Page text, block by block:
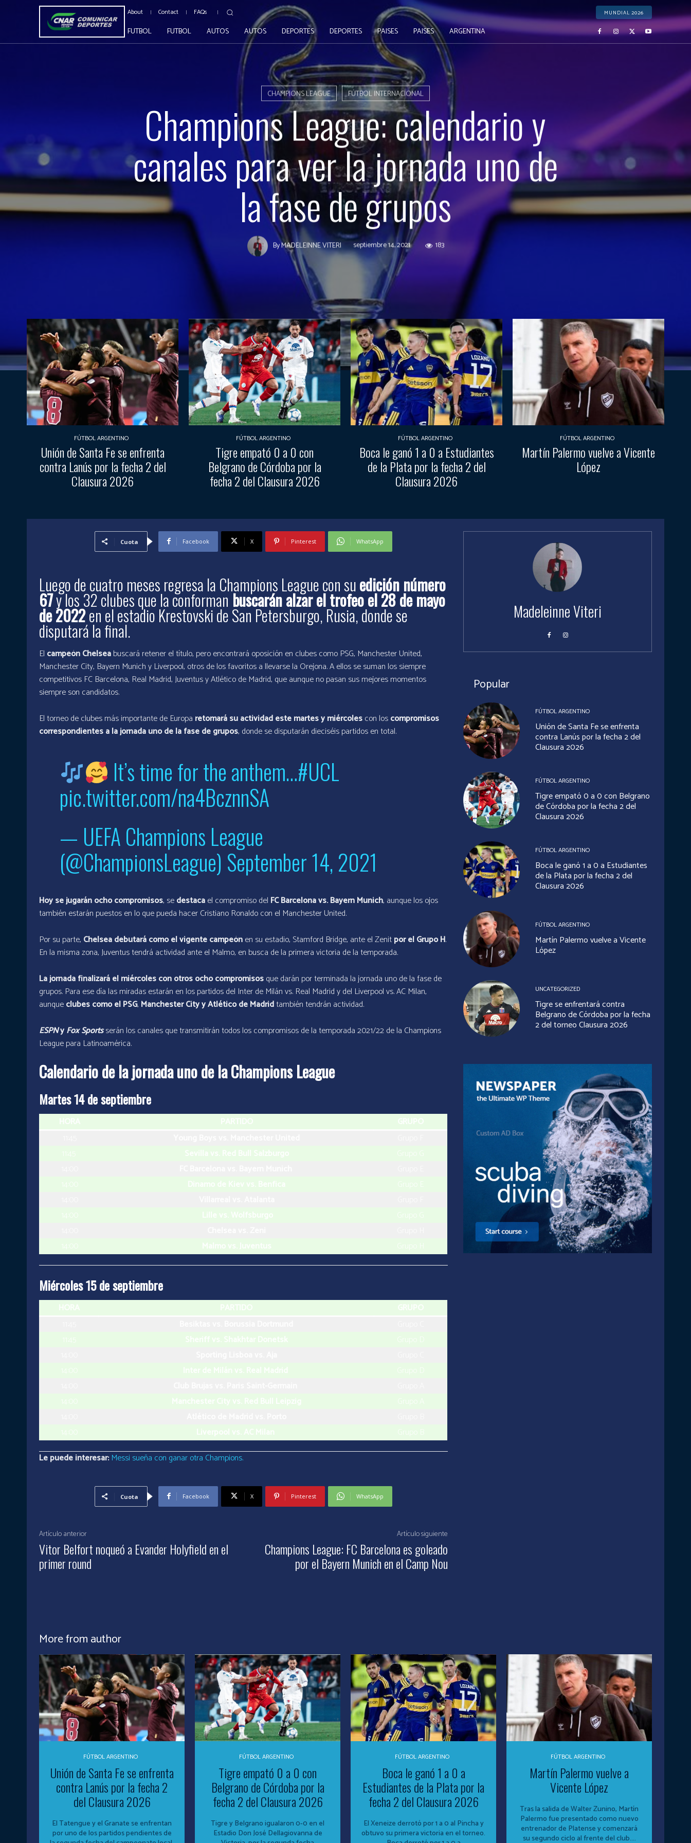
About Contact FAQs MUNDIAL 2026
FUTBOL FUTBOL AUTOS AUTOS DEPORTES DEPORTES PAISES PAISES ARGENTINA
CHAMPIONS LEAGUE FÚTBOL INTERNACIONAL
Champions League: calendario y
canales para ver la jornada uno de
la fase de grupos
ByMADELEINNE VITERI septiembre 14, 2021 183
FÚTBOL ARGENTINO
Unión de Santa Fe se enfrenta
contra Lanús por la fecha 2 del
Clausura 2026
FÚTBOL ARGENTINO
Tigre empató 0 a 0 con
Belgrano de Córdoba por la
fecha 2 del Clausura 2026
FÚTBOL ARGENTINO
Boca le ganó 1 a 0 a Estudiantes
de la Plata por la fecha 2 del
Clausura 2026
FÚTBOL ARGENTINO
Martín Palermo vuelve a Vicente
López
Cuota Facebook X Pinterest WhatsApp
Luego de cuatro meses regresa la Champions League con suedición número
67y los 32 clubes que la conforman buscarán alzar el trofeo el 28 de mayo
de 2022en el estadio Krestovski de San Petersburgo, Rusia, donde se
disputará la final.
El campeón Chelseabuscará retener el título, pero encontrará oposición en clubes como PSG, Manchester United,
Manchester City, Bayern Munich y Liverpool, otros de los favoritos a llevarse la Orejona. A ellos se suman los siempre
competitivos FC Barcelona, Real Madrid, Juventus y Atlético de Madrid, que aunque no pasan sus mejores momentos
siempre son candidatos.
El torneo de clubes más importante de Europa retomará su actividad este martes y miércolescon loscompromisos
correspondientes a la jornada uno de la fase de grupos, donde se disputarán dieciséis partidos en total.
It’s time for the anthem…#UCL
pic.twitter.com/na4BcznnSA
— UEFA Champions League
(@ChampionsLeague) September 14, 2021
Hoy se jugarán ocho compromisos, sedestacael compromiso del FC Barcelona vs. Bayern Munich, aunque los ojos
también estarán puestos en lo que pueda hacer Cristiano Ronaldo con el Manchester United.
Por su parte, Chelsea debutará como el vigente campeónen su estadio, Stamford Bridge, ante el Zenitpor el Grupo H.
En la misma zona, Juventus tendrá actividad ante el Malmo, en busca de la primera victoria de la temporada.
La jornada finalizará el miércoles con otros ocho compromisosque darán por terminada la jornada uno de la fase de
grupos. Para ese día las miradas estarán en los partidos del Inter de Milán vs. Real Madrid y del Liverpool vs. AC Milan,
aunqueclubes como el PSG, Manchester City yAtlético de Madridtambién tendrán actividad.
ESPNyFox Sportsserán los canales que transmitirán todos los compromisos de la temporada 2021/22 de la Champions
League para Latinoamérica.
Calendario de la jornada uno de la Champions League
Martes 14 de septiembre
HORA PARTIDO
GRUPO
Sevilla vs. Red Bull Salzburgo
Grupo G
Dinamo de Kiev vs. Benfica
Grupo E
Lille vs. Wolfsburgo
Grupo G
Malmo vs. Juventus Grupo H
Miércoles 15 de septiembre
HORA PARTIDO
GRUPO
Sheriff vs. Shakhtar Donetsk
Grupo D
Inter de Milán vs. Real Madrid
Grupo D
Manchester City vs. Red Bull Leipzig
Grupo A
Liverpool vs. AC Milan
Grupo B
Le puede interesar: Messi sueña con ganar otra Champions.
Cuota Facebook X Pinterest WhatsApp
Artículo anterior
Vitor Belfort noqueó a Evander Holyfield en el
primer round
Artículo siguiente
Champions League: FC Barcelona es goleado
por el Bayern Munich en el Camp Nou
Madeleinne Viteri
Popular
FÚTBOL ARGENTINO
Unión de Santa Fe se enfrenta
contra Lanús por la fecha 2 del
Clausura 2026
FÚTBOL ARGENTINO
Tigre empató 0 a 0 con Belgrano
de Córdoba por la fecha 2 del
Clausura 2026
FÚTBOL ARGENTINO
Boca le ganó 1 a 0 a Estudiantes
de la Plata por la fecha 2 del
Clausura 2026
FÚTBOL ARGENTINO
Martín Palermo vuelve a Vicente
López
UNCATEGORIZED
Tigre se enfrentará contra
Belgrano de Córdoba por la fecha
2 del torneo Clausura 2026
More from author
FÚTBOL ARGENTINO
Unión de Santa Fe se enfrenta
contra Lanús por la fecha 2
del Clausura 2026
El Tatengue y el Granate se enfrentan
por uno de los partidos pendientes de
FÚTBOL ARGENTINO
Tigre empató 0 a 0 con
Belgrano de Córdoba por la
fecha 2 del Clausura 2026
Tigre y Belgrano igualaron 0-0 en el
Estadio Don José Dellagiovanna de
FÚTBOL ARGENTINO
Boca le ganó 1 a 0 a
Estudiantes de la Plata por la
fecha 2 del Clausura 2026
El Xeneize derrotó por 1 a 0 al Pincha y
obtuvo su primera victoria en el torneo.
FÚTBOL ARGENTINO
Martín Palermo vuelve a
Vicente López
Tras la salida de Walter Zunino, Martín
Palermo fue presentado como nuevo
entrenador de Platense y comenzará
su segundo ciclo al frente del club....